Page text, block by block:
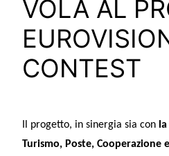
VOLA AL
CONTEST
Il progetto, in sinergia sia con
Turismo, Poste, Cooperazione